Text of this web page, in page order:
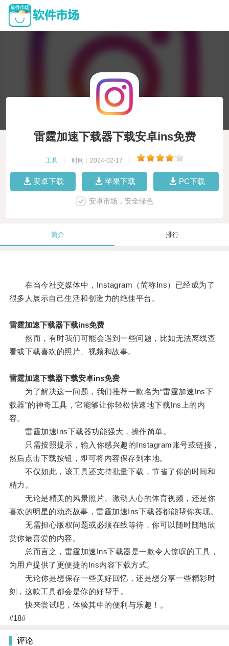
雷霆加速下载器下载安卓ins免费
工具 时间：2024-02-17
安卓下载 苹果下载 PC下载
安卓市场，安全绿色
简介 排行
在当今社交媒体中，Instagram（简称Ins）已经成为了
很多人展示自己生活和创造力的绝佳平台。
雷霆加速下载器下载ins免费
然而，有时我们可能会遇到一些问题，比如无法离线查
看或下载喜欢的照片、视频和故事。
雷霆加速下载器下载安卓ins免费
为了解决这一问题，我们推荐一款名为“雷霆加速Ins下
载器”的神奇工具，它能够让你轻松快速地下载Ins上的内
容。
雷霆加速Ins下载器功能强大，操作简单。
只需按照提示，输入你感兴趣的Instagram账号或链接，
然后点击下载按钮，即可将内容保存到本地。
不仅如此，该工具还支持批量下载，节省了你的时间和
精力。
无论是精美的风景照片、激动人心的体育视频，还是你
喜欢的明星的动态故事，雷霆加速Ins下载器都能帮你实现。
无需担心版权问题或必须在线等待，你可以随时随地欣
赏你最喜爱的内容。
总而言之，雷霆加速Ins下载器是一款令人惊叹的工具，
为用户提供了更便捷的Ins内容下载方式。
无论你是想保存一些美好回忆，还是想分享一些精彩时
刻，这款工具都会是你的好帮手。
快来尝试吧，体验其中的便利与乐趣！。
#18#
评论